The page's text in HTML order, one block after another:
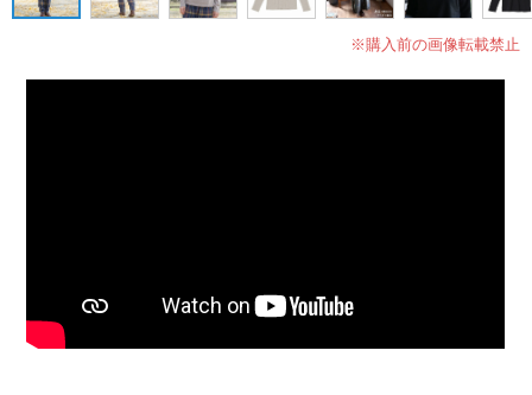
※購入前の画像転載禁止